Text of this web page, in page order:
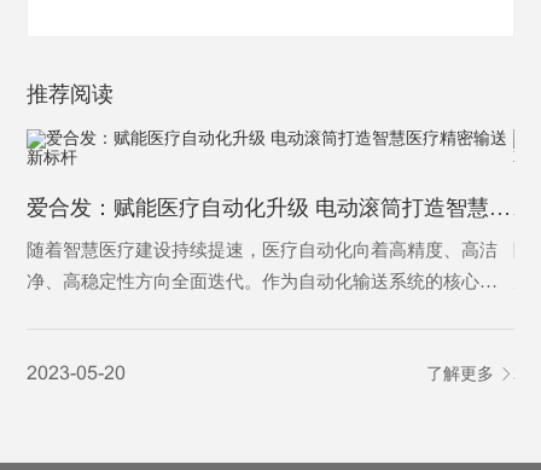
推荐阅读
爱合发：赋能医疗自动化升级 电动滚筒打造智慧医疗精密输送新标杆
随着智慧医疗建设持续提速，医疗自动化向着高精度、高洁
净、高稳定性方向全面迭代。作为自动化输送系统的核心动
流、医疗特种转运等多个医疗细分场景，成为助力医疗行业
2023-05-20 了解更多
产